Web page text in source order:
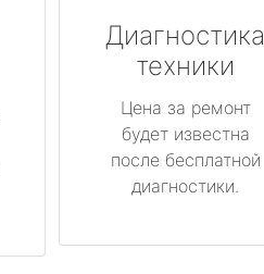
Диагностика
техники
Цена за ремонт
будет известна
после бесплатной
диагностики.